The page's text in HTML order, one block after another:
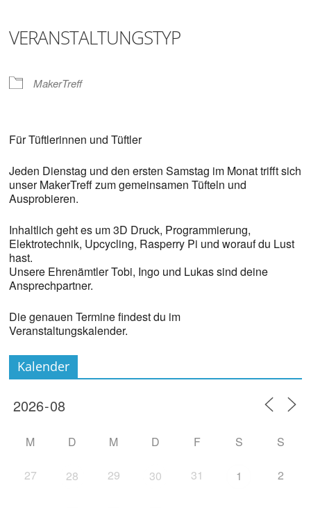
VERANSTALTUNGSTYP
MakerTreff
Für Tüftlerinnen und Tüftler
Jeden Dienstag und den ersten Samstag im Monat trifft sich
unser MakerTreff zum gemeinsamen Tüfteln und
Ausprobieren.
Inhaltlich geht es um 3D Druck, Programmierung,
Elektrotechnik, Upcycling, Rasperry Pi und worauf du Lust
hast.
Unsere Ehrenämtler Tobi, Ingo und Lukas sind deine
Ansprechpartner.
Die genauen Termine findest du im
Veranstaltungskalender.
Kalender
M D M D F S S
27 28 29 30 31 1 2